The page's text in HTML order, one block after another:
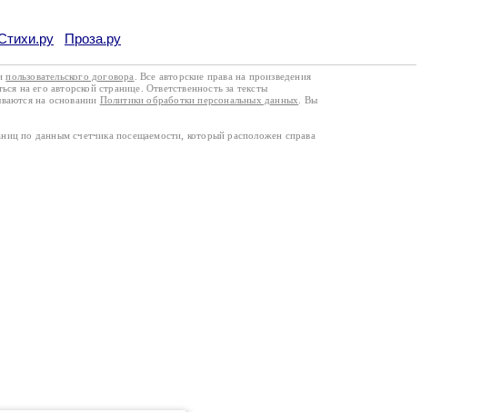
Проза.ру
пользовательского договора
. Все авторские права на произведения
на его авторской странице. Ответственность за тексты
на основании Политики обработки персональных данных
. Вы
по данным счетчика посещаемости, который расположен справа